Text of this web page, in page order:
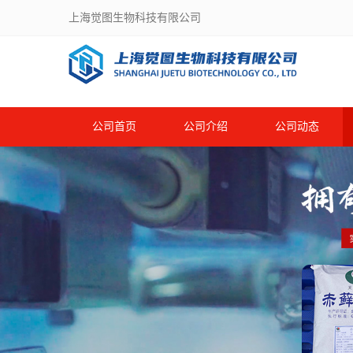
上海觉图生物科技有限公司
公司首页 公司介绍 公司动态